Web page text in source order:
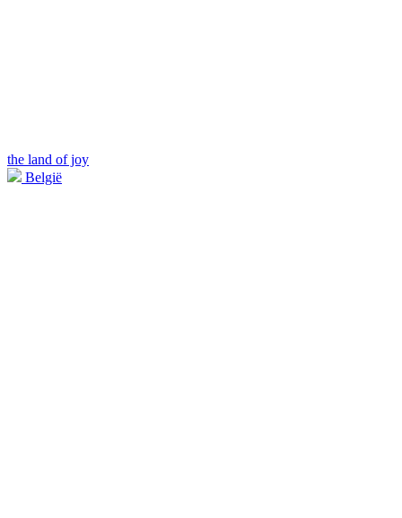
the land of joy
België